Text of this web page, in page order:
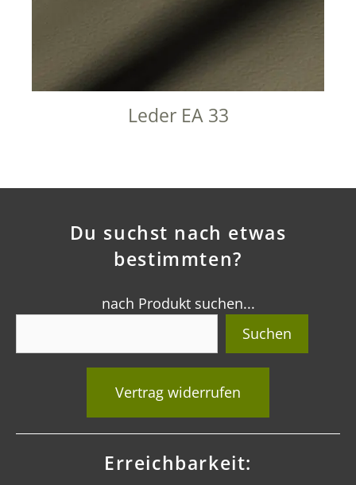
Leder EA 33
Du suchst nach etwas
bestimmten?
nach Produkt suchen...
Suchen
Vertrag widerrufen
Erreichbarkeit: